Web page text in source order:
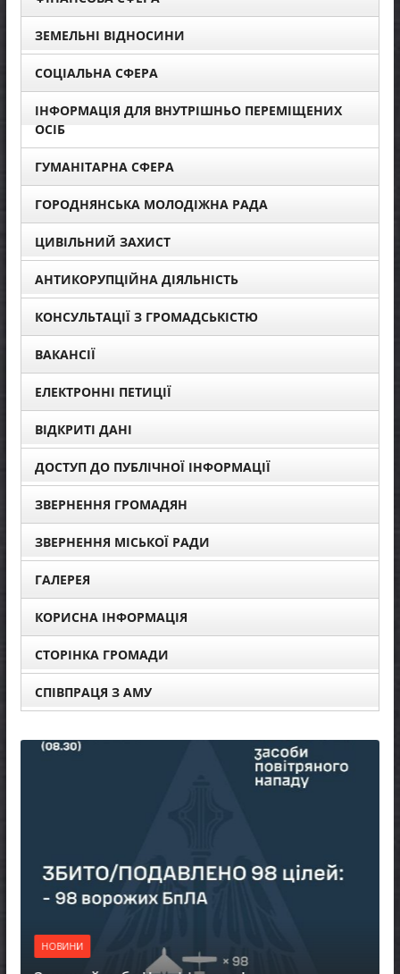
ЗЕМЕЛЬНІ ВІДНОСИНИ
СОЦІАЛЬНА СФЕРА
ІНФОРМАЦІЯ ДЛЯ ВНУТРІШНЬО ПЕРЕМІЩЕНИХ
ОСІБ
ГУМАНІТАРНА СФЕРА
ГОРОДНЯНСЬКА МОЛОДІЖНА РАДА
ЦИВІЛЬНИЙ ЗАХИСТ
АНТИКОРУПЦІЙНА ДІЯЛЬНІСТЬ
КОНСУЛЬТАЦІЇ З ГРОМАДСЬКІСТЮ
ВАКАНСІЇ
ЕЛЕКТРОННІ ПЕТИЦІЇ
ВІДКРИТІ ДАНІ
ДОСТУП ДО ПУБЛІЧНОЇ ІНФОРМАЦІЇ
ЗВЕРНЕННЯ ГРОМАДЯН
ЗВЕРНЕННЯ МІСЬКОЇ РАДИ
ГАЛЕРЕЯ
КОРИСНА ІНФОРМАЦІЯ
СТОРІНКА ГРОМАДИ
СПІВПРАЦЯ З АМУ
НОВИНИ